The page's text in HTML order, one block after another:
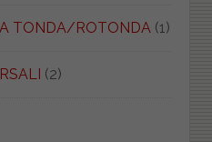
TONDA/ROTONDA (1)
(2)